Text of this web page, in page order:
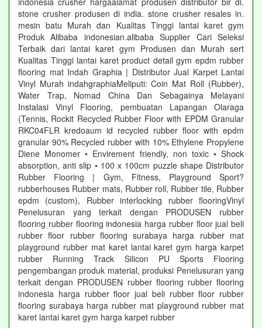
stone crusher produsen di india. stone crusher resales in.
mesin batu Murah dan Kualitas Tinggi lantai karet gym
Produk Alibaba indonesian.alibaba Supplier Cari Seleksi
Terbaik dari lantai karet gym Produsen dan Murah sert
Kualitas Tinggi lantai karet product detail gym epdm rubber
flooring mat Indah Graphia | Distributor Jual Karpet Lantai
Vinyl Murah indahgraphiaMeliputi: Coin Mat Roll (Rubber),
Water Trap, Nomad China Dan Sebagainya Melayani
Instalasi Vinyl Flooring, pembuatan Lapangan Olaraga
(Tennis, Rockit Recycled Rubber Floor with EPDM Granular
RKC04FLR kredoaum id recycled rubber floor with epdm
granular 90% Recycled rubber with 10% Ethylene Propylene
Diene Monomer • Envirement friendly, non toxic • Shock
absorption, anti slip • 100 x 100cm puzzle shape Distributor
Rubber Flooring | Gym, Fitness, Playground Sport?
rubberhouses Rubber mats, Rubber roll, Rubber tile, Rubber
epdm (custom), Rubber interlocking rubber flooringVinyl
Penelusuran yang terkait dengan PRODUSEN rubber
flooring rubber flooring indonesia harga rubber floor jual beli
rubber floor rubber flooring surabaya harga rubber mat
playground rubber mat karet lantai karet gym harga karpet
rubber Running Track Silicon PU Sports Flooring
pengembangan produk material, produksi Penelusuran yang
terkait dengan PRODUSEN rubber flooring rubber flooring
indonesia harga rubber floor jual beli rubber floor rubber
flooring surabaya harga rubber mat playground rubber mat
karet lantai karet gym harga karpet rubber